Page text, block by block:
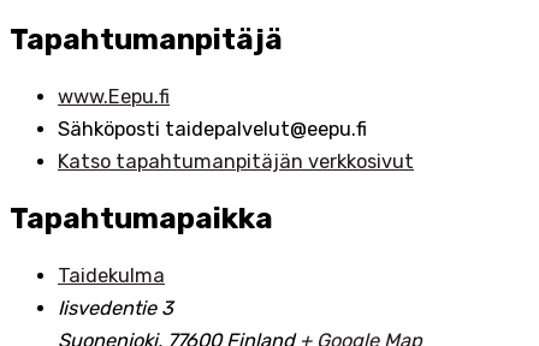
Tapahtumanpitäjä
www.Eepu.fi
Sähköposti taidepalvelut@eepu.fi
Katso tapahtumanpitäjän verkkosivut
Tapahtumapaikka
Taidekulma
Iisvedentie 3
Suonenjoki, 77600 Finland + Google Map